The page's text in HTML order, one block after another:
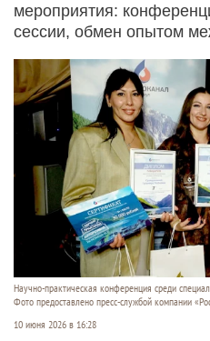
мероприятия:
сессии, обмен опытом
Научно-практическая конференция среди
Фото предоставлено пресс-службой компании
10 июня 2026 в 16:28